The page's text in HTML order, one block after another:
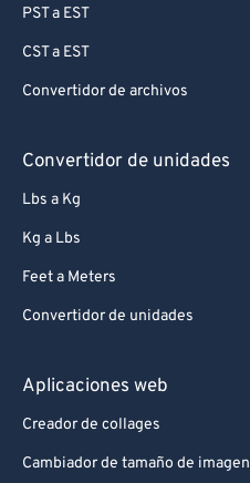
PST a EST
CST a EST
Convertidor de archivos
Convertidor de unidades
Lbs a Kg
Kg a Lbs
Feet a Meters
Convertidor de unidades
Aplicaciones web
Creador de collages
Cambiador de tamaño de imagen